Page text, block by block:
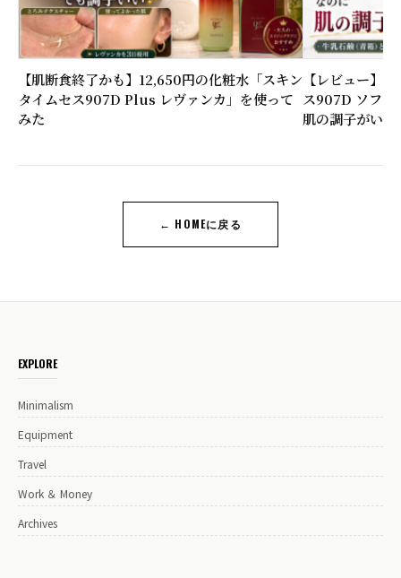
【肌断食終了かも】12,650円の化粧水「スキン
タイムセス907D Plus レヴァンカ」を使って
みた
【レビュー】
ス907D ソファ
肌の調子がいい
← HOMEに戻る
EXPLORE
Minimalism
Equipment
Travel
Work ＆ Money
Archives